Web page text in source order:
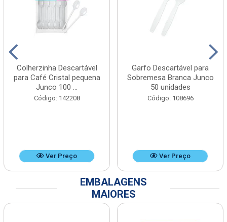
Colherzinha Descartável
para Café Cristal pequena
Junco 100 ...
Código: 142208
Ver Preço
Garfo Descartável para
Sobremesa Branca Junco
50 unidades
Código: 108696
Ver Preço
EMBALAGENS
MAIORES